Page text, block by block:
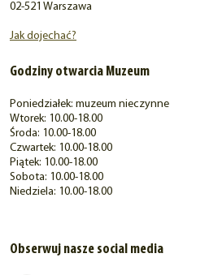
02-521 Warszawa
Jak dojechać?
Godziny otwarcia Muzeum
Poniedziałek: muzeum nieczynne
Wtorek: 10.00-18.00
Środa: 10.00-18.00
Czwartek: 10.00-18.00
Piątek: 10.00-18.00
Sobota: 10.00-18.00
Niedziela: 10.00-18.00
Obserwuj nasze social media